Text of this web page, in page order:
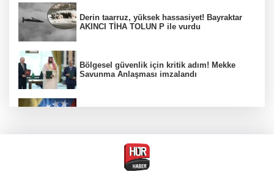
Derin taarruz, yüksek hassasiyet! Bayraktar
AKINCI TİHA TOLUN P ile vurdu
Bölgesel güvenlik için kritik adım! Mekke
Savunma Anlaşması imzalandı
Trump imzaladı! Doğumla vatandaşlığa
kısıtlamalar genişletildi